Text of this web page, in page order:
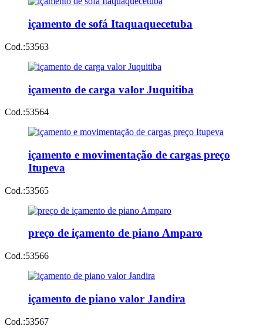
içamento de sofá Itaquaquecetuba
Cod.:53563
içamento de carga valor Juquitiba
Cod.:53564
içamento e movimentação de cargas preço
Itupeva
Cod.:53565
preço de içamento de piano Amparo
Cod.:53566
içamento de piano valor Jandira
Cod.:53567